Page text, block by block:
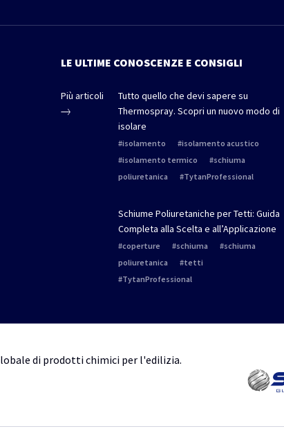
LE ULTIME CONOSCENZE E CONSIGLI
Più articoli
Tutto quello che devi sapere su
Thermospray. Scopri un nuovo modo di
isolare
isolamento
isolamento acustico
isolamento termico
schiuma
poliuretanica
TytanProfessional
Schiume Poliuretaniche per Tetti: Guida
Completa alla Scelta e all’Applicazione
coperture schiuma
schiuma
poliuretanica
tetti
TytanProfessional
di prodotti chimici per l'edilizia.